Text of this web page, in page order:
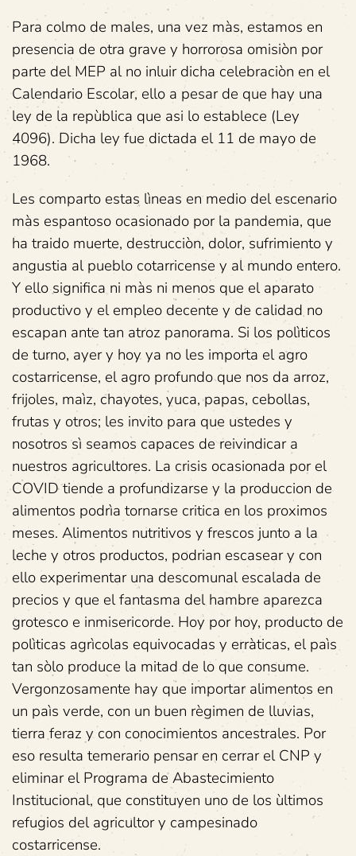
Para colmo de males, una vez màs, estamos en
presencia de otra grave y horrorosa omisiòn por
parte del MEP al no inluir dicha celebraciòn en el
Calendario Escolar, ello a pesar de que hay una
ley de la repùblica que asi lo establece (Ley
4096). Dicha ley fue dictada el 11 de mayo de
1968.
Les comparto estas lìneas en medio del escenario
màs espantoso ocasionado por la pandemia, que
ha traido muerte, destrucciòn, dolor, sufrimiento y
angustia al pueblo cotarricense y al mundo entero.
Y ello significa ni màs ni menos que el aparato
productivo y el empleo decente y de calidad no
escapan ante tan atroz panorama. Si los polìticos
de turno, ayer y hoy ya no les importa el agro
costarricense, el agro profundo que nos da arroz,
frijoles, maìz, chayotes, yuca, papas, cebollas,
frutas y otros; les invito para que ustedes y
nosotros sì seamos capaces de reivindicar a
nuestros agricultores. La crisis ocasionada por el
COVID tiende a profundizarse y la produccion de
alimentos podrìa tornarse critica en los proximos
meses. Alimentos nutritivos y frescos junto a la
leche y otros productos, podrian escasear y con
ello experimentar una descomunal escalada de
precios y que el fantasma del hambre aparezca
grotesco e inmisericorde. Hoy por hoy, producto de
polìticas agrìcolas equivocadas y erràticas, el paìs
tan sòlo produce la mitad de lo que consume.
Vergonzosamente hay que importar alimentos en
un paìs verde, con un buen règimen de lluvias,
tierra feraz y con conocimientos ancestrales. Por
eso resulta temerario pensar en cerrar el CNP y
eliminar el Programa de Abastecimiento
Institucional, que constituyen uno de los ùltimos
refugios del agricultor y campesinado
costarricense.